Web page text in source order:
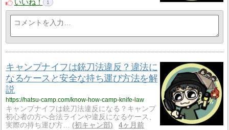
いいね！ 1
キャンプナイフは銃刀法違反？違法に
なるケースと安全な持ち運び方法を解
説
https://hatsu-camp.com/know-how-camp-knife-law
キャンプナイフは銃刀法違反になる？キャンプ
初心者の方へ合法ラインや違反になるケース、
実際の持ち運び方…
初キャン部
4ヶ月前